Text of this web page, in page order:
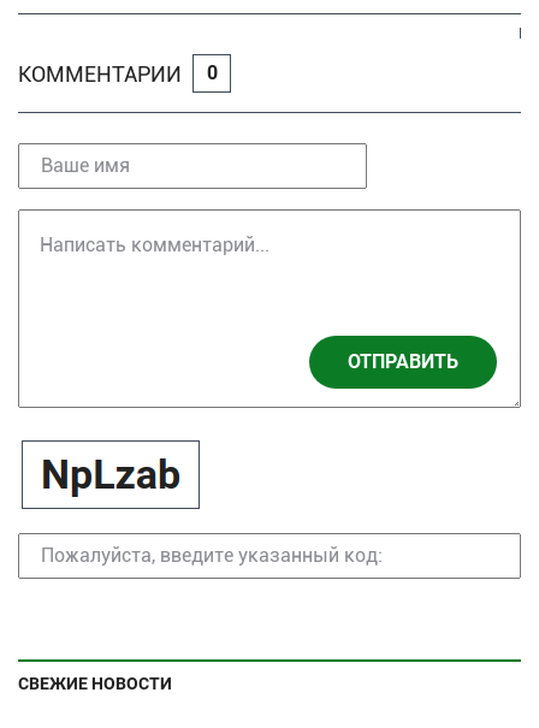
КОММЕНТАРИИ 0
ОТПРАВИТЬ
СВЕЖИЕ НОВОСТИ